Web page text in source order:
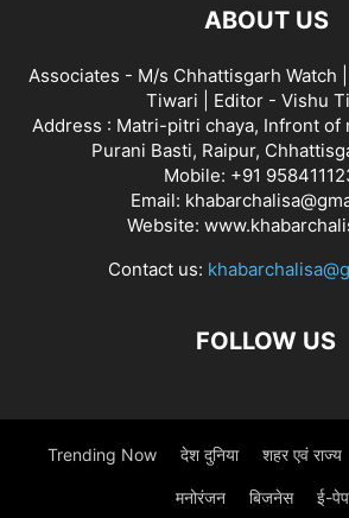
ABOUT US
Associates - M/s Chhattisgarh Watch
Tiwari | Editor - Vishu
Address : Matri-pitri chaya, Infront of
Purani Basti, Raipur,
Mobile: +91
Email:
Website:
Contact us:
FOLLOW US
Trending Now देश दुनिया शहर एवं राज्य
मनोरंजन बिजनेस ई-